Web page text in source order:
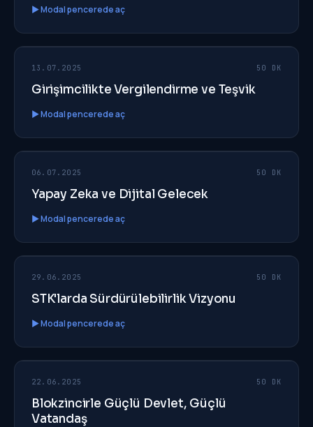
▶ Modal pencerede aç
EP 210
13.07.2025 50 DK
Girişimcilikte Vergilendirme ve Teşvik
▶ Modal pencerede aç
EP 209
06.07.2025 50 DK
Yapay Zeka ve Dijital Gelecek
▶ Modal pencerede aç
EP 208
29.06.2025 50 DK
STK'larda Sürdürülebilirlik Vizyonu
▶ Modal pencerede aç
EP 207
22.06.2025 50 DK
Blokzincirle Güçlü Devlet, Güçlü
Vatandaş